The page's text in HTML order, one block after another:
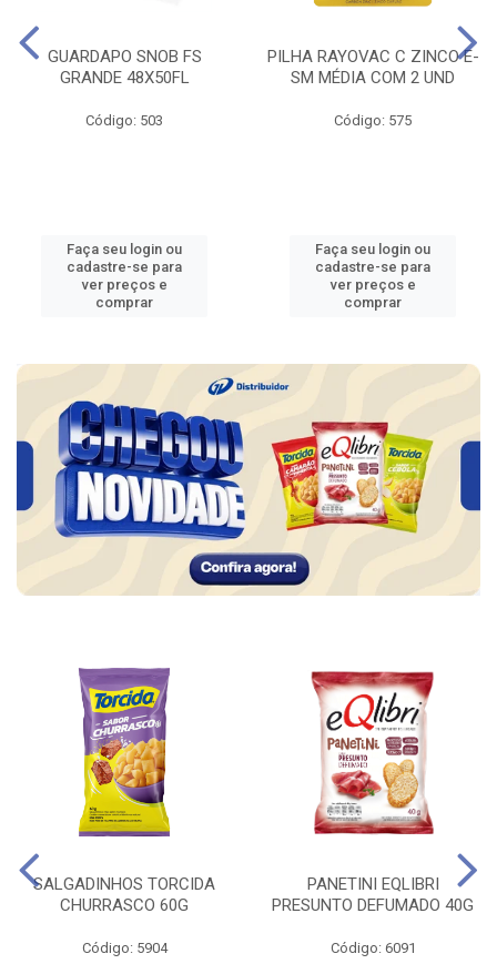
GUARDAPO SNOB FS
GRANDE 48X50FL
Código: 503
Faça seu login ou
cadastre-se para
ver preços e
comprar
PILHA RAYOVAC C ZINCO E-
SM MÉDIA COM 2 UND
Código: 575
Faça seu login ou
cadastre-se para
ver preços e
comprar
SALGADINHOS TORCIDA
CHURRASCO 60G
Código: 5904
PANETINI EQLIBRI
PRESUNTO DEFUMADO 40G
Código: 6091